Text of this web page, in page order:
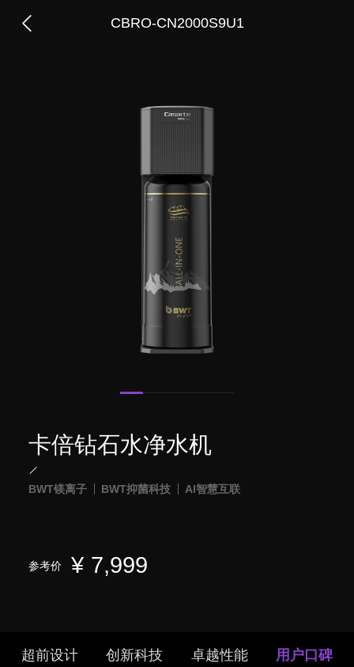
CBRO-CN2000S9U1
卡倍钻石水净水机
BWT镁离子 BWT抑菌科技 AI智慧互联
参考价 ¥ 7,999
超前设计 创新科技 卓越性能 用户口碑